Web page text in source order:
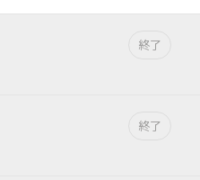
終了
終了